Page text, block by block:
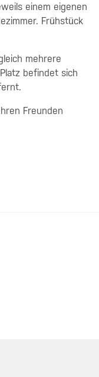
einem eigenen
Frühstück
mehrere
befindet sich
Freunden